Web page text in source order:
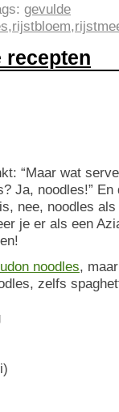
gevulde
,rijstbloem,
recepten
“Maar wat
Ja, noodles!” En
nee, noodles
je er als een
udon noodles,
zelfs